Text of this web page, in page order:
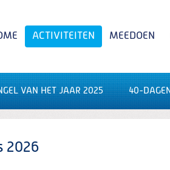
ACTIVITEITEN MEEDOEN
VAN HET JAAR 2025 40-
2026